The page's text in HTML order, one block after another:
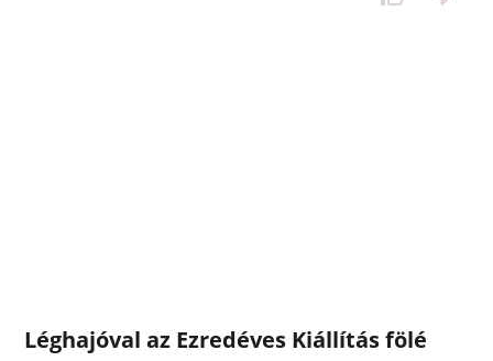
Léghajóval az Ezredéves Kiállítás fölé